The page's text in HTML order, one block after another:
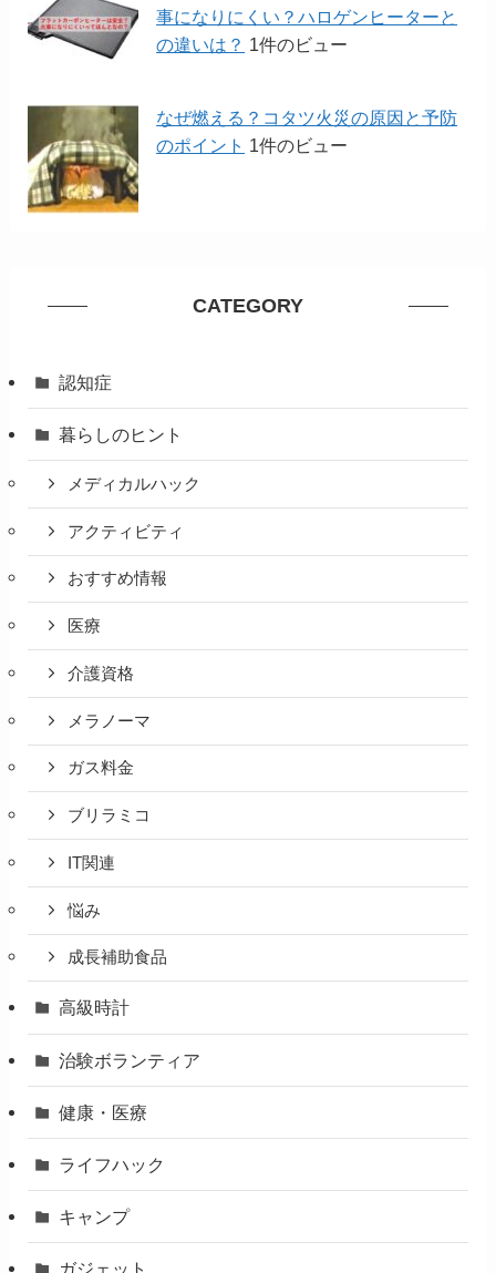
事になりにくい？ハロゲンヒーターと
の違いは？ 1件のビュー
なぜ燃える？コタツ火災の原因と予防
のポイント 1件のビュー
CATEGORY
認知症
暮らしのヒント
メディカルハック
アクティビティ
おすすめ情報
医療
介護資格
メラノーマ
ガス料金
ブリラミコ
IT関連
悩み
成長補助食品
高級時計
治験ボランティア
健康・医療
ライフハック
キャンプ
ガジェット